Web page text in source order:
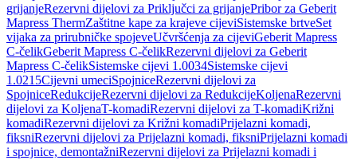
grijanjeRezervni dijelovi za Priključci za grijanjePribor za Geberit
Mapress ThermZaštitne kape za krajeve cijeviSistemske brtveSet
vijaka za prirubničke spojeveUčvršćenja za cijeviGeberit Mapress
C-čelikGeberit Mapress C-čelikRezervni dijelovi za Geberit
Mapress C-čelikSistemske cijevi 1.0034Sistemske cijevi
1.0215Cijevni umeciSpojniceRezervni dijelovi za
SpojniceRedukcijeRezervni dijelovi za RedukcijeKoljenaRezervni
dijelovi za KoljenaT-komadiRezervni dijelovi za T-komadiKrižni
komadiRezervni dijelovi za Križni komadiPrijelazni komadi,
fiksniRezervni dijelovi za Prijelazni komadi, fiksniPrijelazni komadi
i spojnice, demontažniRezervni dijelovi za Prijelazni komadi i